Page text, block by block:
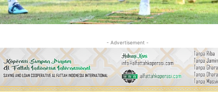
- Advertisement -